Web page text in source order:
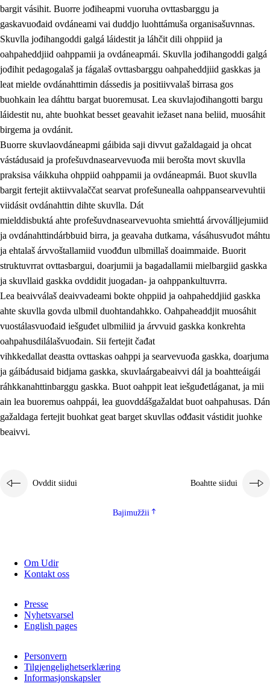
bargit vásihit. Buorre jođiheapmi vuoruha ovttasbarggu ja
gaskavuođaid ovdáneami vai duddjo luohttámuša organisašuvnnas.
Skuvlla jođihangoddi galgá láidestit ja láhčit dili ohppiid ja
oahpaheddjiid oahppamii ja ovdáneapmái. Skuvlla jođihangoddi galgá
jođihit pedagogalaš ja fágalaš ovttasbarggu oahpaheddjiid gaskkas ja
leat mielde ovdánahttimin dássedis ja positiivvalaš birrasa gos
buohkain lea dáhttu bargat buoremusat. Lea skuvlajođihangotti bargu
láidestit nu, ahte buohkat besset geavahit iežaset nana beliid, muosáhit
birgema ja ovdánit.
Buorre skuvlaovdáneapmi gáibida saji divvut gažaldagaid ja ohcat
vástádusaid ja profešuvdnasearvevuođa mii berošta movt skuvlla
praksisa váikkuha ohppiid oahppamii ja ovdáneapmái. Buot skuvlla
bargit fertejit aktiivvalaččat searvat profešunealla oahppansearvevuhtii
viidásit ovdánahttin dihte skuvlla. Dát
mielddisbuktá ahte profešuvdnasearvevuohta smiehttá árvoválljejumiid
ja ovdánahttindárbbuid birra, ja geavaha dutkama, vásáhusvuđot máhtu
ja ehtalaš árvvoštallamiid vuođđun ulbmillaš doaimmaide. Buorit
struktuvrrat ovttasbargui, doarjumii ja bagadallamii mielbargiid gaskka
ja skuvllaid gaskka ovddidit juogadan- ja oahppankultuvrra.
Lea beaivválaš deaivvadeami bokte ohppiid ja oahpaheddjiid gaskka
ahte skuvlla govda ulbmil duohtandahkko. Oahpaheaddjit muosáhit
vuostálasvuođaid iešguđet ulbmiliid ja árvvuid gaskka konkrehta
oahpahusdilálašvuođain. Sii fertejit čađat
vihkkedallat deastta ovttaskas oahppi ja searvevuođa gaskka, doarjuma
ja gáibádusaid bidjama gaskka, skuvlaárgabeaivvi dál ja boahtteáigái
ráhkkanahttinbarggu gaskka. Buot oahppit leat iešguđetláganat, ja mii
ain lea buoremus oahppái, lea guovddášgažaldat buot oahpahusas. Dán
gažaldaga fertejit buohkat geat barget skuvllas ođđasit vástidit juohke
beaivvi.
Ovddit siidui Boahtte siidui
Bajimužžii
Om Udir
Kontakt oss
Presse
Nyhetsvarsel
English pages
Personvern
Tilgjengelighetserklæring
Informasjonskapsler